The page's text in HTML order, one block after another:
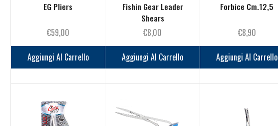
EG Pliers
€59,00
Aggiungi Al Carrello
Fishin Gear Leader
Shears
€8,00
Aggiungi Al Carrello
Forbice Cm.12,5
€8,90
Aggiungi Al Carrello